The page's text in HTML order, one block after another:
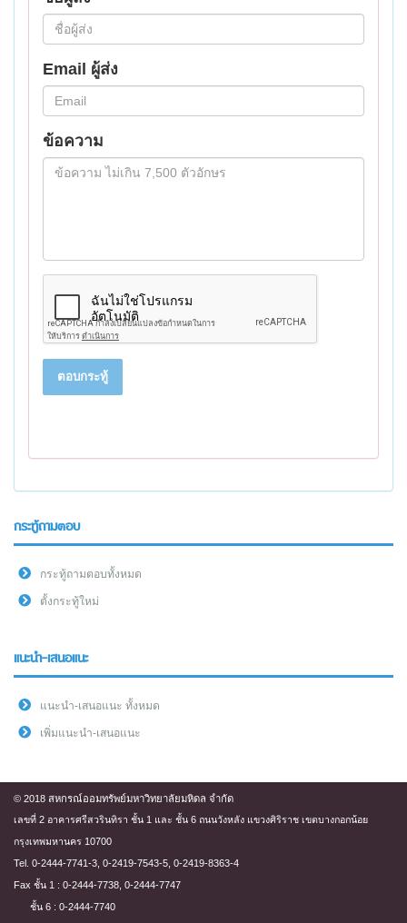
Email ผู้ส่ง
ข้อความ
ตอบกระทู้
กระทู้ถามตอบ
กระทู้ถามตอบทั้งหมด
ตั้งกระทู้ใหม่
แนะนำ-เสนอแนะ
แนะนำ-เสนอแนะ ทั้งหมด
เพิ่มแนะนำ-เสนอแนะ
© 2018 สหกรณ์ออมทรัพย์มหาวิทยาลัยมหิดล จำกัด
เลขที่ 2 อาคารศรีสวรินทิรา ชั้น 1 และ ชั้น 6 ถนนวังหลัง แขวงศิริราช เขตบางกอกน้อย
กรุงเทพมหานคร 10700
Tel. 0-2444-7741-3, 0-2419-7543-5, 0-2419-8363-4
Fax ชั้น 1 : 0-2444-7738, 0-2444-7747
ชั้น 6 : 0-2444-7740